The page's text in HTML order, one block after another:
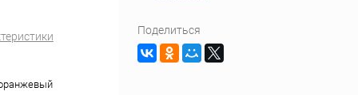
Поделиться